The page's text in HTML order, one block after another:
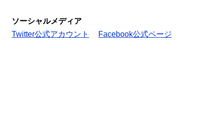
ソーシャルメディア
Twitter公式アカウント
Facebook公式ページ